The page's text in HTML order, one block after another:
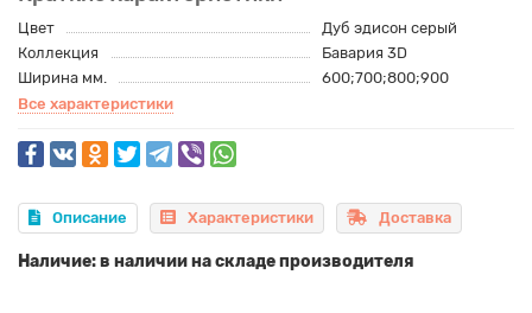
Цвет
Дуб эдисон серый
Коллекция
Бавария 3D
Ширина мм.
600;700;800;900
Все характеристики
Описание Характеристики Доставка
Наличие: в наличии на складе производителя